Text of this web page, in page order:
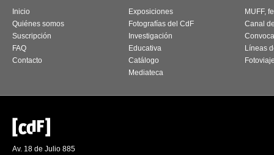
Inicio
Quiénes somos
Suscripción
FAQ
Contacto
Exposiciones
Fotografías del CdF
Investigación
Educativa
Catálogo
Mediateca
MUFF,
Canal
Líneas
Av. 18 de Julio 885